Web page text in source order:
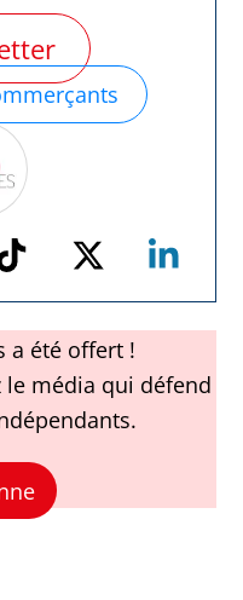
TikTok Twitter
a été offert !
le média qui défend